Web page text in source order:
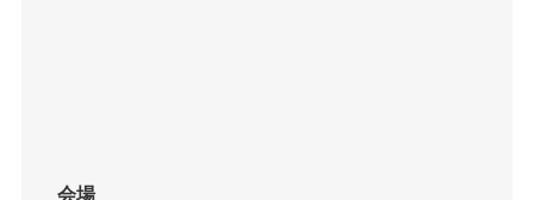
会場